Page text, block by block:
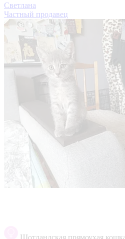
Светлана
Частный продавец
Шотландская прямоухая